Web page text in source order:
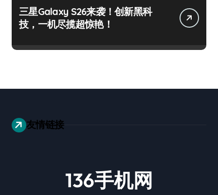
三星Galaxy S26来袭！创新黑科
技，一机尽揽超惊艳！
友情链接
136手机网